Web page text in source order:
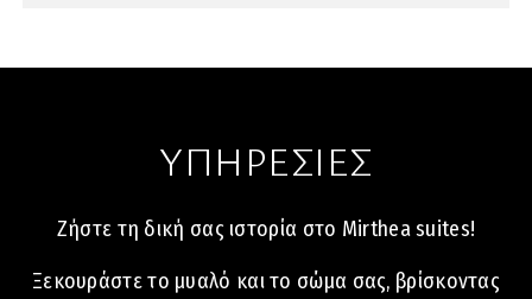
ΥΠΗΡΕΣΙΕΣ
Ζήστε τη δική σας ιστορία στο Mirthea suites!
Ξεκουράστε το μυαλό και το σώμα σας, βρίσκοντας